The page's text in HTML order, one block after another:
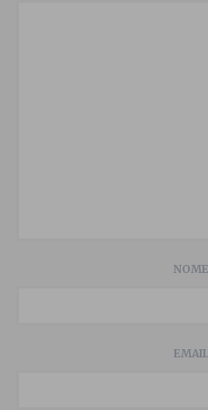
NOME
EMAIL